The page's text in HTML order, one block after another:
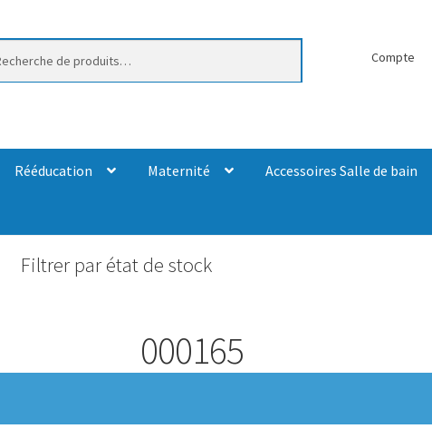
Compte
Rééducation Maternité Accessoires Salle de bain
Filtrer par état de stock
000165